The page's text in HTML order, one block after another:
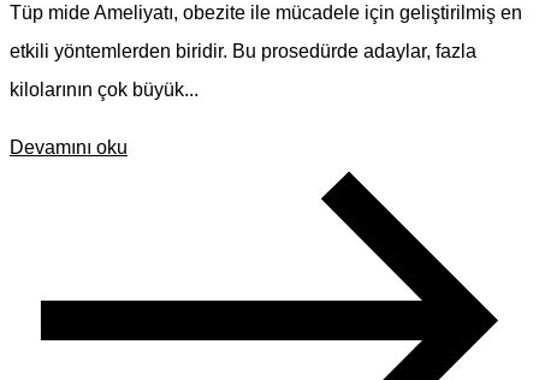
Tüp mide Ameliyatı, obezite ile mücadele için geliştirilmiş en
etkili yöntemlerden biridir. Bu prosedürde adaylar, fazla
kilolarının çok büyük...
Devamını oku